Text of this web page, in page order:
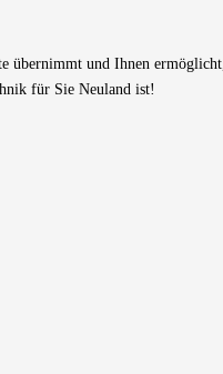
übernimmt und Ihnen ermöglicht,
für Sie Neuland ist!